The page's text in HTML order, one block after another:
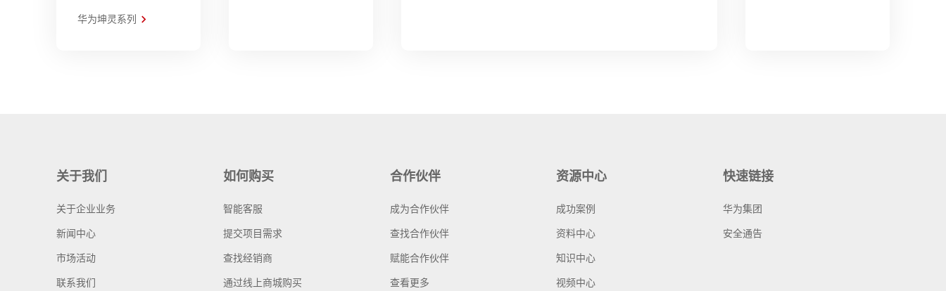
华为坤灵系列
关于我们
关于企业业务
新闻中心
市场活动
联系我们
如何购买
智能客服
提交项目需求
查找经销商
通过线上商城购买
合作伙伴
成为合作伙伴
查找合作伙伴
赋能合作伙伴
查看更多
资源中心
成功案例
资料中心
知识中心
视频中心
快速链接
华为集团
安全通告